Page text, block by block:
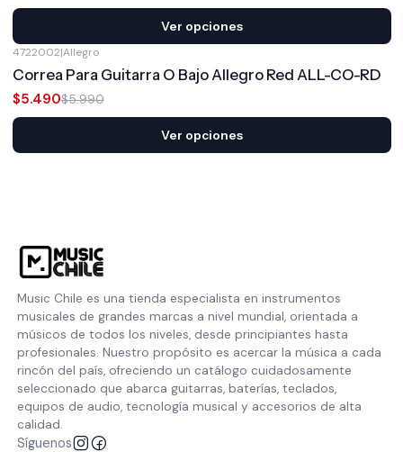
Ver opciones
4722002|Allegro
Correa Para Guitarra O Bajo Allegro Red ALL-CO-RD
$5.490$5.990
Ver opciones
Music Chile es una tienda especialista en instrumentos
musicales de grandes marcas a nivel mundial, orientada a
músicos de todos los niveles, desde principiantes hasta
profesionales. Nuestro propósito es acercar la música a cada
rincón del país, ofreciendo un catálogo cuidadosamente
seleccionado que abarca guitarras, baterías, teclados,
equipos de audio, tecnología musical y accesorios de alta
calidad.
Síguenos